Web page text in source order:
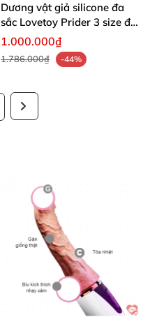
Dương vật giả silicone đa
sắc Lovetoy Prider 3 size đa
năng
1.000.000₫
1.786.000₫ -44%